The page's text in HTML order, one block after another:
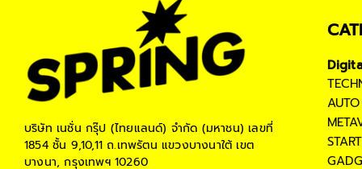
บริษัท เนชั่น กรุ๊ป (ไทยแลนด์) จำกัด (มหาชน) เลขที่
1854 ชั้น 9,10,11 ถ.เทพรัตน แขวงบางนาใต้ เขต
บางนา, กรุงเทพฯ 10260
AUTO